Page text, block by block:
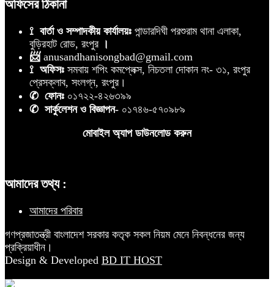
অফিসের ঠিকানা
⟟ বার্তা ও সম্পাদকীয় কার্যালয়ঃ পান্ডারদিঘী পরশুরাম থানা এলাকা,
বুড়িরহাট রোড, রংপুর ।
📨 anusandhanisongbad@gmail.com
⟟ অফিসঃ সমবায় শপিং কমপ্লেক্স, নিচতলা দোকান নং- ৩১, রংপুর
প্রেসক্লাব, সংলগ্ন, রংপুর।
✆ ফোনঃ ০১৭২২-৪২৬৩৯৯
✆ সার্কুলেশন ও বিজ্ঞাপন- ০১৭৪৬-৫৭০৯৮৯
মোবাইল অ্যাপ ডাউনলোড করুন
আমাদের তথ্য :
আমাদের পরিবার
গণপ্রজাতন্ত্রী বাংলাদেশ সরকার কতৃক সকল নিয়ম মেনে নিবন্ধনের জন্য
প্রক্রিয়াধীন।
Design & Developed BD IT HOST